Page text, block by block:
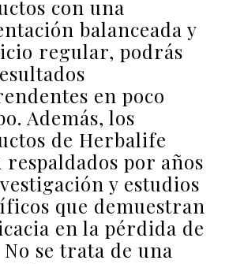
con una
balanceada y
regular, podrás
en poco
Además, los
de Herbalife
respaldados por años
y estudios
que demuestran
en la pérdida de
No se trata de una